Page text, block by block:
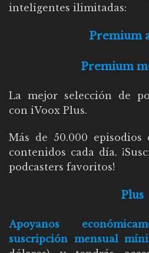
inteligentes ilimitadas:
Premium
Premium
La mejor selección de
con iVoox Plus.
Más de 50.000 episodios
contenidos cada día.
podcasters favoritos!
Plus
Apoyanos
suscripción mensual